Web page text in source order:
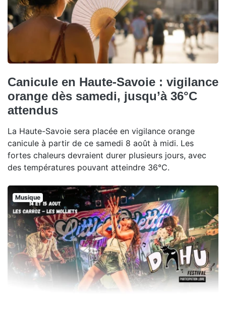
Canicule en Haute-Savoie : vigilance
orange dès samedi, jusqu’à 36°C
attendus
La Haute-Savoie sera placée en vigilance orange
canicule à partir de ce samedi 8 août à midi. Les
fortes chaleurs devraient durer plusieurs jours, avec
des températures pouvant atteindre 36°C.
Musique